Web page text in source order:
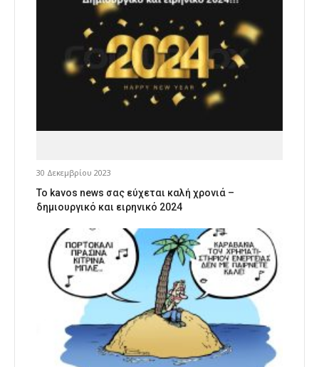
30 Δεκεμβρίου 2023
Το kavos news σας εύχεται καλή χρονιά –
δημιουργικό και ειρηνικό 2024